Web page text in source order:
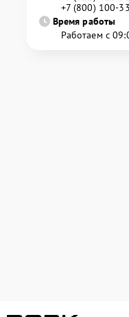
+7 (800) 100-
Время работы
Работаем с